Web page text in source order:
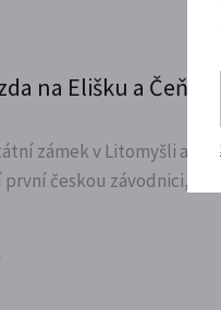
na Elišku a Čeňka
zámek v Litomyšli a
českou závodnici,